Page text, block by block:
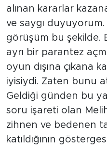
alınan kararlar
ve saygı duyuyorum.
görüşüm bu şekilde.
ayrı bir parantez
oyun dışına çıkana
iyisiydi. Zaten bunu
Geldiği günden bu
soru işareti olan
zihnen ve bedenen
katıldığının